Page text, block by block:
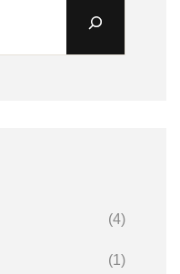
(4)
(1)